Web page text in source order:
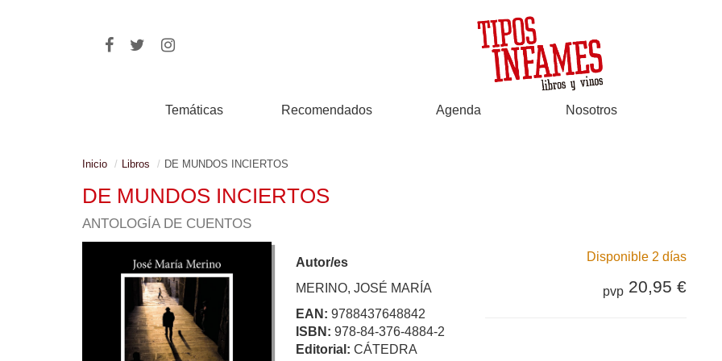
Temáticas Recomendados Agenda Nosotros
Inicio Libros DE MUNDOS INCIERTOS
DE MUNDOS INCIERTOS
ANTOLOGÍA DE CUENTOS
Autor/es
MERINO, JOSÉ MARÍA
EAN: 9788437648842
ISBN: 978-84-376-4884-2
Editorial: CÁTEDRA
Disponible 2 días
pvp 20,95 €